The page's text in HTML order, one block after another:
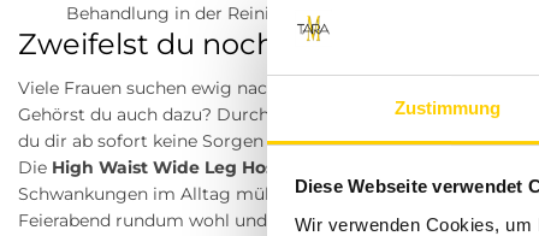
Zustimmung
Diese Webseite verwendet
Wir verwenden Cookies,
Behandlung in der Reinigungsmaschine (mit
Zweifelst du noch an der perfekten
Viele Frauen suchen ewig nach einer Hose, die modisch
Gehörst du auch dazu? Durch den sanften Elasthan-Anteil
du dir ab sofort keine Sorgen mehr über störende
Die High Waist Wide Leg Hose im Loose Fit
Schwankungen im Alltag mühelos aus. So fühlst du dich
Feierabend rundum wohl und perfekt angezogen.